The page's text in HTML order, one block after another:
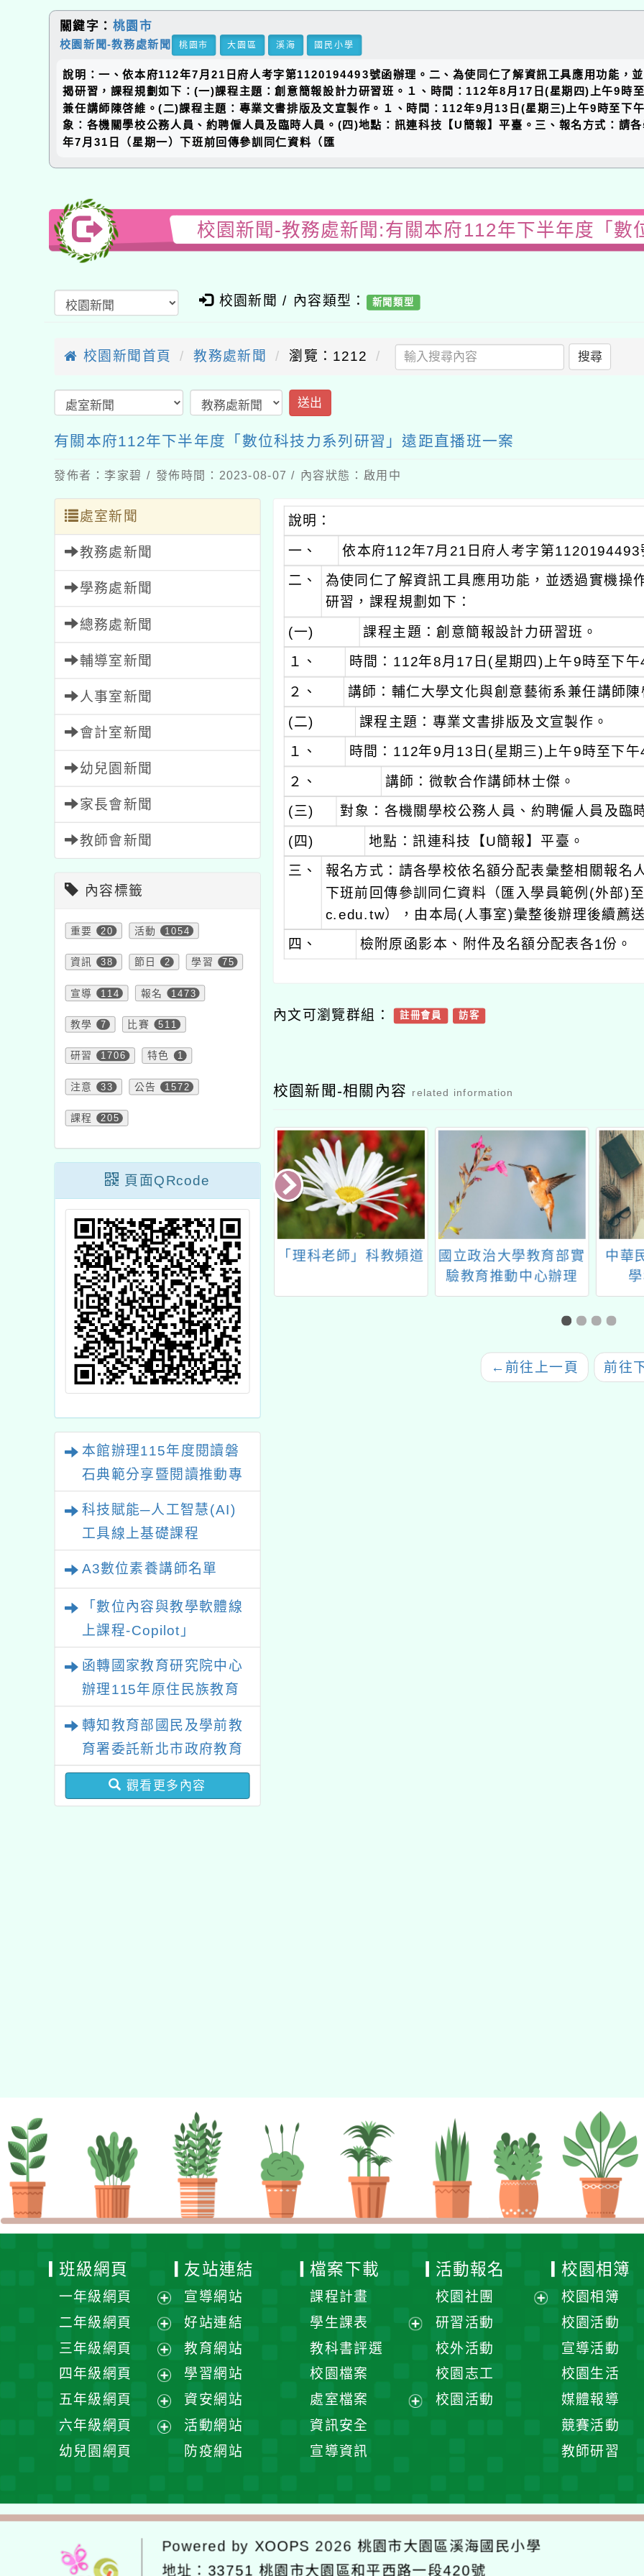
關鍵字： 桃園市
校園新聞-教務處新聞 桃園市 大園區 溪海 國民小學
說明：一、依本府112年7月21日府人考字第1120194493號函辦理。二、為使同仁了解資訊工具應用功能，
揭研習，課程規劃如下：(一)課程主題：創意簡報設計力研習班。１、時間：112年8月17日(星期四)上午9時
兼任講師陳啓維。(二)課程主題：專業文書排版及文宣製作。１、時間：112年9月13日(星期三)上午9時至下
象：各機關學校公務人員、約聘僱人員及臨時人員。(四)地點：訊連科技【U簡報】平臺。三、報名方式：請
年7月31日（星期一）下班前回傳參訓同仁資料（匯
校園新聞-教務處新聞:有關本府112年下半年度「數
校園新聞 / 內容類型： 新聞類型
校園新聞首頁 教務處新聞 瀏覽：1212 搜尋
送出
有關本府112年下半年度「數位科技力系列研習」遠距直播班一案
發佈者：李家碧 / 發佈時間：2023-08-07 / 內容狀態：啟用中
處室新聞
教務處新聞
學務處新聞
總務處新聞
輔導室新聞
人事室新聞
會計室新聞
幼兒園新聞
家長會新聞
教師會新聞
內容標籤
重要 20 活動 1054
資訊 38 節日 2 學習 75
宣導 114 報名 1473
教學 7 比賽 511
研習 1706 特色 1
注意 33 公告 1572
課程 205
頁面QRcode
本館辦理115年度閱讀磐
石典範分享暨閱讀推動專
業研習
科技賦能─人工智慧(AI)
工具線上基礎課程
A3數位素養講師名單
「數位內容與教學軟體線
上課程-Copilot」
函轉國家教育研究院中心
辦理115年原住民族教育
轉知教育部國民及學前教
育署委託新北市政府教育
局辦理「115年度教師專
業成長研習實施計畫－夢
觀看更多內容
說明：
一、
依本府112年7月21日府人考字第1120194493
二、
為使同仁了解資訊工具應用功能，並透過實機操
研習，課程規劃如下：
(一)
課程主題：創意簡報設計力研習班。
１、 時間：112年8月17日(星期四)上午9時至下午
２、
講師：輔仁大學文化與創意藝術系兼任講師陳
(二)
課程主題：專業文書排版及文宣製作。
１、 時間：112年9月13日(星期三)上午9時至下午
２、
講師：微軟合作講師林士傑。
(三)
對象：各機關學校公務人員、約聘僱人員及臨
(四)
地點：訊連科技【U簡報】平臺。
三、
報名方式：請各學校依名額分配表彙整相關報名
下班前回傳參訓同仁資料（匯入學員範例(外部)
c.edu.tw），由本局(人事室)彙整後辦理後續薦
四、 檢附原函影本、附件及名額分配表各1份。
內文可瀏覽群組： 註冊會員 訪客
校園新聞-相關內容 related information
室關係增能工 「第18屆桃園全國春
聯書法比賽」活動
「理科老師」科教頻道 國立政治大學教育部實
驗教育推動中心辦理
「在實驗教育裡，看見
個人發展的可能性」推
中華
← 前往上一頁 前往
班級網頁
一年級網頁
展
開
選
單
二年級網頁
展
選
單
三年級網頁
展
選
單
四年級網頁
展
選
五年級網頁
展
六年級網頁
單
幼兒園網頁
友站連結
宣導網站
好站連結
教育網站
學習網站
資安網站
活動網站
防疫網站
檔案下載
課程計畫
學生課表
單
教科書評選
校園檔案
處室檔案
資訊安全
宣導資訊
活動報名
校園社團
研習活動
校外活動
校園志工
校園活動
校園相簿
校園相簿
校園活動
宣導活動
校園生活
媒體報導
競賽活動
教師研習
Powered by XOOPS 2026桃園市大園區溪海國民小學
地址： 33751 桃園市大園區和平西路一段420號